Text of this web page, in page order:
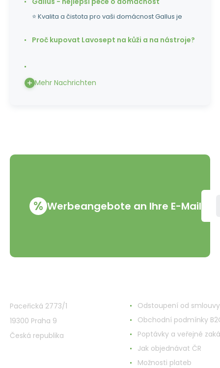
⭐ Kvalita a čistota pro vaši domácnost Gallus je
Proč kupovat Lavosept na kůži a na nástroje?
Mehr Nachrichten
% Werbeangebote an Ihre E-Mail
Paceřická 2773/1
19300 Praha 9
Česká republika
Odstoupení od smlouvy
Obchodní podmínky
Poptávky a veřejné
Jak objednávat ČR
Možnosti plateb